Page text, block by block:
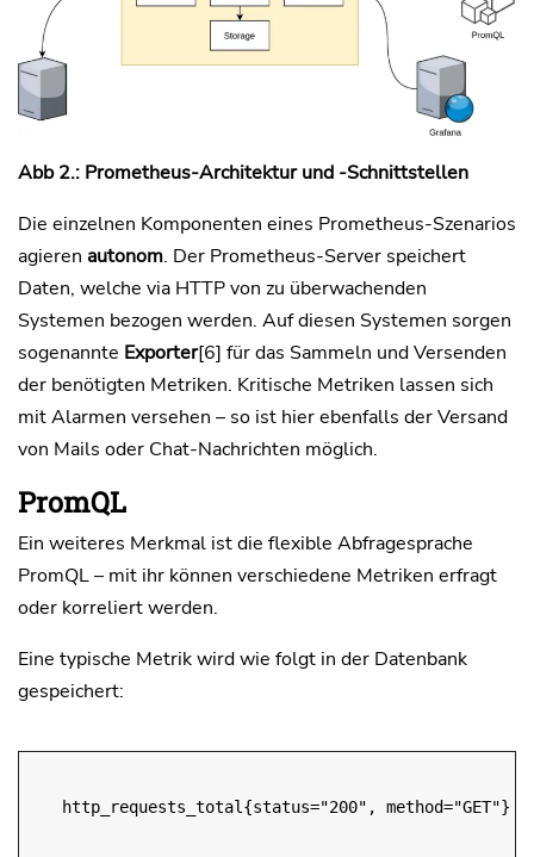
Abb 2.: Prometheus-Architektur und -Schnittstellen
Die einzelnen Komponenten eines Prometheus-Szenarios
agieren autonom. Der Prometheus-Server speichert
Daten, welche via HTTP von zu überwachenden
Systemen bezogen werden. Auf diesen Systemen sorgen
sogenannte Exporter[6] für das Sammeln und Versenden
der benötigten Metriken. Kritische Metriken lassen sich
mit Alarmen versehen – so ist hier ebenfalls der Versand
von Mails oder Chat-Nachrichten möglich.
PromQL
Ein weiteres Merkmal ist die flexible Abfragesprache
PromQL – mit ihr können verschiedene Metriken erfragt
oder korreliert werden.
Eine typische Metrik wird wie folgt in der Datenbank
gespeichert:
http_requests_total{status="200", method="GET"}